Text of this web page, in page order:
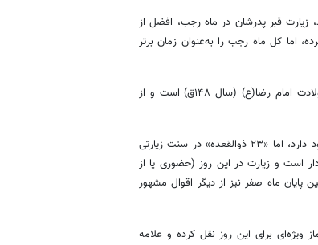
قبر پدرشان در ماه رجب، افضل از
اما کل ماه رجب را به‌عنوان زمان برتر
۱۱ ذوالقعده: مشهورترین و اصح‌ترین تاریخ در میان علمای شیعه برای روز ولادت امام رضا(ع) (سال ۱۴۸ق) است و از
پایان ماه صفر / ۲۳ ذوالقعده: درباره روز شهادت حضرت اقوال متعددی وجود دارد، اما «۲۳ ذوالقعده» در سنت زیارتی
است و زیارت در این روز (حضوری یا از
ماه صفر نیز از دیگر اقوال مشهور
سید بن طاووس(ره) نماز ویژه‌ای برای این روز نقل کرده و علامه